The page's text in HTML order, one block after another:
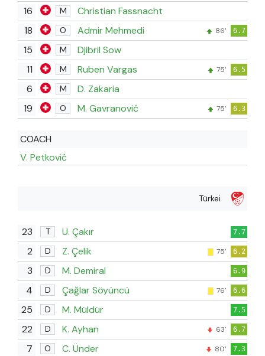
16
M
Christian Fassnacht
18
O Admir Mehmedi 86' 6.7
15 M
Djibril Sow
11
M Ruben Vargas 75' 6.5
6 M
D. Zakaria
19
O M. Gavranović 75' 6.3
COACH
V. Petković
Türkei
23 T U. Çakır 7.7
2 D Z. Çelik 75' 6.2
3 D M. Demiral 6.9
4 D Çağlar Söyüncü 76' 6.6
25 D M. Müldür 7.5
22 D K. Ayhan 63' 6.7
7 O C. Ünder 80' 7.3